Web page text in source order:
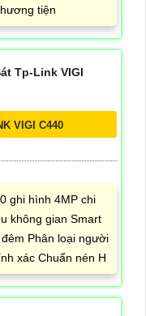
tiện
VIGI C440
ghi hình 4MP chi
không gian Smart
Phân loại người
xác Chuẩn nén H